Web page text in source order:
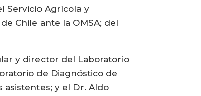
Servicio Agrícola y
Chile ante la OMSA; del
y director del Laboratorio
de Diagnóstico de
asistentes; y el Dr. Aldo